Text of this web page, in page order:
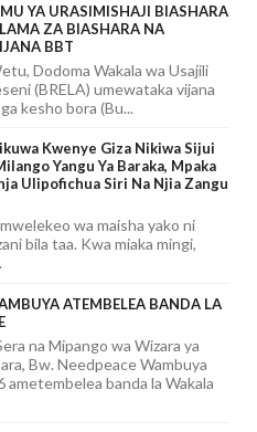
YA URASIMISHAJI BIASHARA
ZA BIASHARA NA
BBT
Dodoma Wakala wa Usajili
(BRELA) umewataka vijana
kesho bora (Bu...
Kwenye Giza Nikiwa Sijui
Yangu Ya Baraka, Mpaka
Ulipofichua Siri Na Njia Zangu
wa maisha yako ni
bila taa. Kwa miaka mingi,
ATEMBELEA BANDA LA
na Mipango wa Wizara ya
Bw. Needpeace Wambuya
banda la Wakala